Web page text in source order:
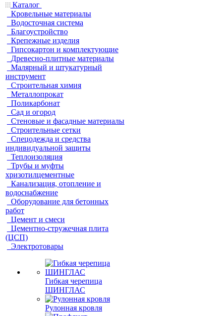
Каталог
Кровельные материалы
Водосточная система
Благоустройство
Крепежные изделия
Гипсокартон и комплектующие
Древесно-плитные материалы
Малярный и штукатурный
инструмент
Строительная химия
Металлопрокат
Поликарбонат
Сад и огород
Стеновые и фасадные материалы
Строительные сетки
Спецодежда и средства
индивидуальной защиты
Теплоизоляция
Трубы и муфты
хризотилцементные
Канализация, отопление и
водоснабжение
Оборудование для бетонных
работ
Цемент и смеси
Цементно-стружечная плита
(ЦСП)
Электротовары
Гибкая черепица
ШИНГЛАС
Рулонная кровля